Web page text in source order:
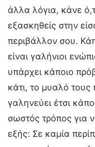
άλλα λόγια, κάνε
εξασκηθείς στην
περιβάλλον σου.
είναι γαλήνιοι
υπάρχει κάποιο
κάτι, το μυαλό τους
γαληνεύει έτσι
σωστός τρόπος για
εξής: Σε καμία